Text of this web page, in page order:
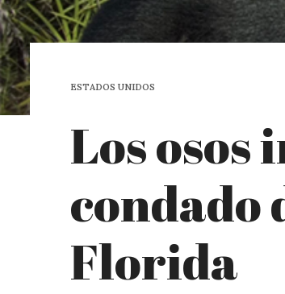
ESTADOS UNIDOS
Los osos
condado
Florida